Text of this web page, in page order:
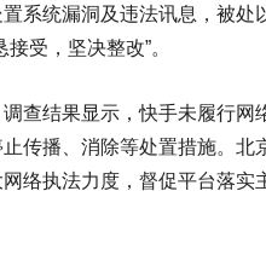
系统漏洞及违法讯息，被处
受，坚决整改”。
查结果显示，快手未履行网
传播、消除等处置措施。北
络执法力度，督促平台落实